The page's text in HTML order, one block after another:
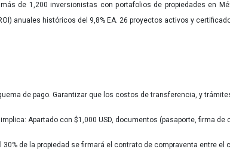
de 1,200 inversionistas con portafolios de propiedades en
anuales históricos del 9,8% EA. 26 proyectos activos y
de pago. Garantizar que los costos de transferencia, y
Apartado con $1,000 USD, documentos (pasaporte, firma
de la propiedad se firmará el contrato de compraventa entre